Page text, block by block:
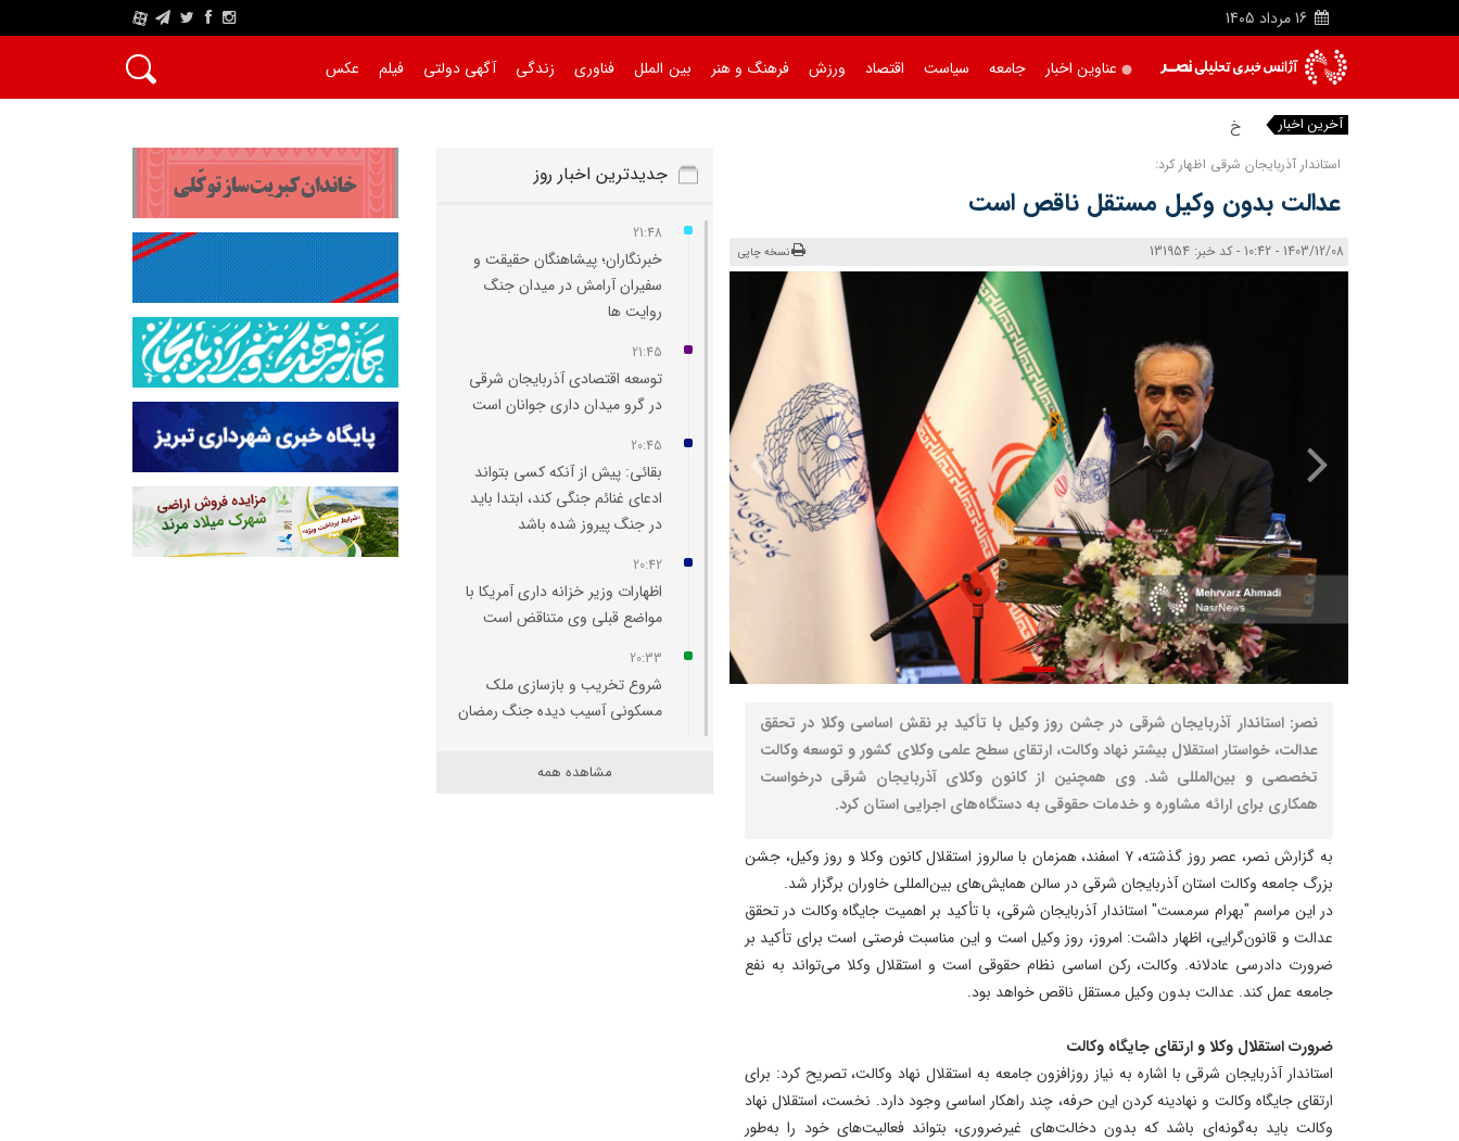
16 مرداد 1405
A
عناوین اخبار جامعه سیاست اقتصاد ورزش فرهنگ و هنر بین الملل فناوری زندگی آگهی دولتی فیلم عکس
آخرین اخبار خبرنگار
استاندار آذربایجان شرقی اظهار کرد:
عدالت بدون وکیل مستقل ناقص است
1403/12/08 - 10:42 - کد خبر: 131954 نسخه چاپی
نصر: استاندار آذربایجان شرقی در جشن روز وکیل با تأکید بر نقش اساسی وکلا در تحقق
عدالت، خواستار استقلال بیشتر نهاد وکالت، ارتقای سطح علمی وکلای کشور و توسعه وکالت
تخصصی و بین‌المللی شد. وی همچنین از کانون وکلای آذربایجان شرقی درخواست
همکاری برای ارائه مشاوره و خدمات حقوقی به دستگاه‌های اجرایی استان کرد.
به گزارش نصر، عصر روز گذشته، ۷ اسفند، همزمان با سالروز استقلال کانون وکلا و روز وکیل، جشن
بزرگ جامعه وکالت استان آذربایجان شرقی در سالن همایش‌های بین‌المللی خاوران برگزار شد.
در این مراسم "بهرام سرمست" استاندار آذربایجان شرقی، با تأکید بر اهمیت جایگاه وکالت در تحقق
عدالت و قانون‌گرایی، اظهار داشت: امروز، روز وکیل است و این مناسبت فرصتی است برای تأکید بر
ضرورت دادرسی عادلانه. وکالت، رکن اساسی نظام حقوقی است و استقلال وکلا می‌تواند به نفع
جامعه عمل کند. عدالت بدون وکیل مستقل ناقص خواهد بود.
ضرورت استقلال وکلا و ارتقای جایگاه وکالت
استاندار آذربایجان شرقی با اشاره به نیاز روزافزون جامعه به استقلال نهاد وکالت، تصریح کرد: برای
ارتقای جایگاه وکالت و نهادینه کردن این حرفه، چند راهکار اساسی وجود دارد. نخست، استقلال نهاد
وکالت باید به‌گونه‌ای باشد که بدون دخالت‌های غیرضروری، بتواند فعالیت‌های خود را به‌طور
جدیدترین اخبار روز
21:48
خبرنگاران؛ پیشاهنگان حقیقت و
سفیران آرامش در میدان جنگ
روایت‌ ها
21:45
توسعه اقتصادی آذربایجان شرقی
در گرو میدان‌ داری جوانان است
20:45
بقائی: پیش از آنکه کسی بتواند
ادعای غنائم جنگی کند، ابتدا باید
در جنگ پیروز شده باشد
20:42
اظهارات وزیر خزانه‌ داری آمریکا با
مواضع قبلی وی متناقض است
20:33
شروع تخریب و بازسازی ملک
مسکونی آسیب‌ دیده جنگ رمضان
اتفاقی بی سابقه در تخصیص
مشاهده همه